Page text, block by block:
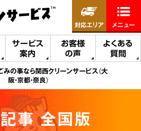
サービス
案内
お客様
の声
よくある
質問
対応エリア メニュー
みの事なら関西クリーンサービス（大
阪・京都・奈良）
事 全国版